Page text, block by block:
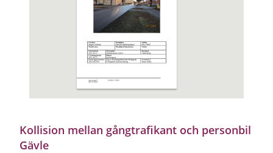
Kollision mellan gångtrafikant och personbil
Gävle